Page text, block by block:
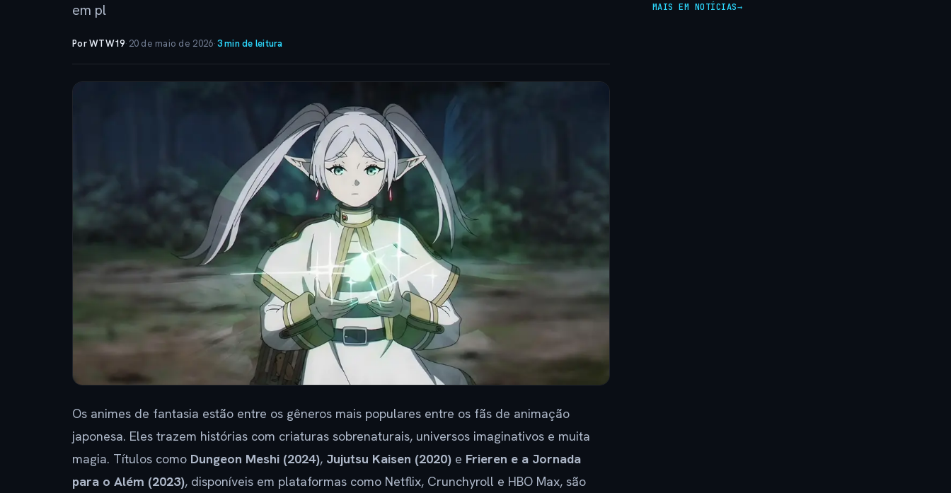
em pl
Por WTW19· 20 de maio de 2026·3 min de leitura
Os animes de fantasia estão entre os gêneros mais populares entre os fãs de animação
japonesa. Eles trazem histórias com criaturas sobrenaturais, universos imaginativos e muita
magia. Títulos como Dungeon Meshi (2024), Jujutsu Kaisen (2020) e Frieren e a Jornada
para o Além (2023), disponíveis em plataformas como Netflix, Crunchyroll e HBO Max, são
MAIS EM NOTÍCIAS